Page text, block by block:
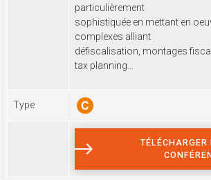
particulièrement
sophistiquée en mettant en
complexes alliant
défiscalisation, montages
tax planning…
Type
TÉLÉCHARGER